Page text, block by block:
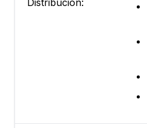
Distribución: